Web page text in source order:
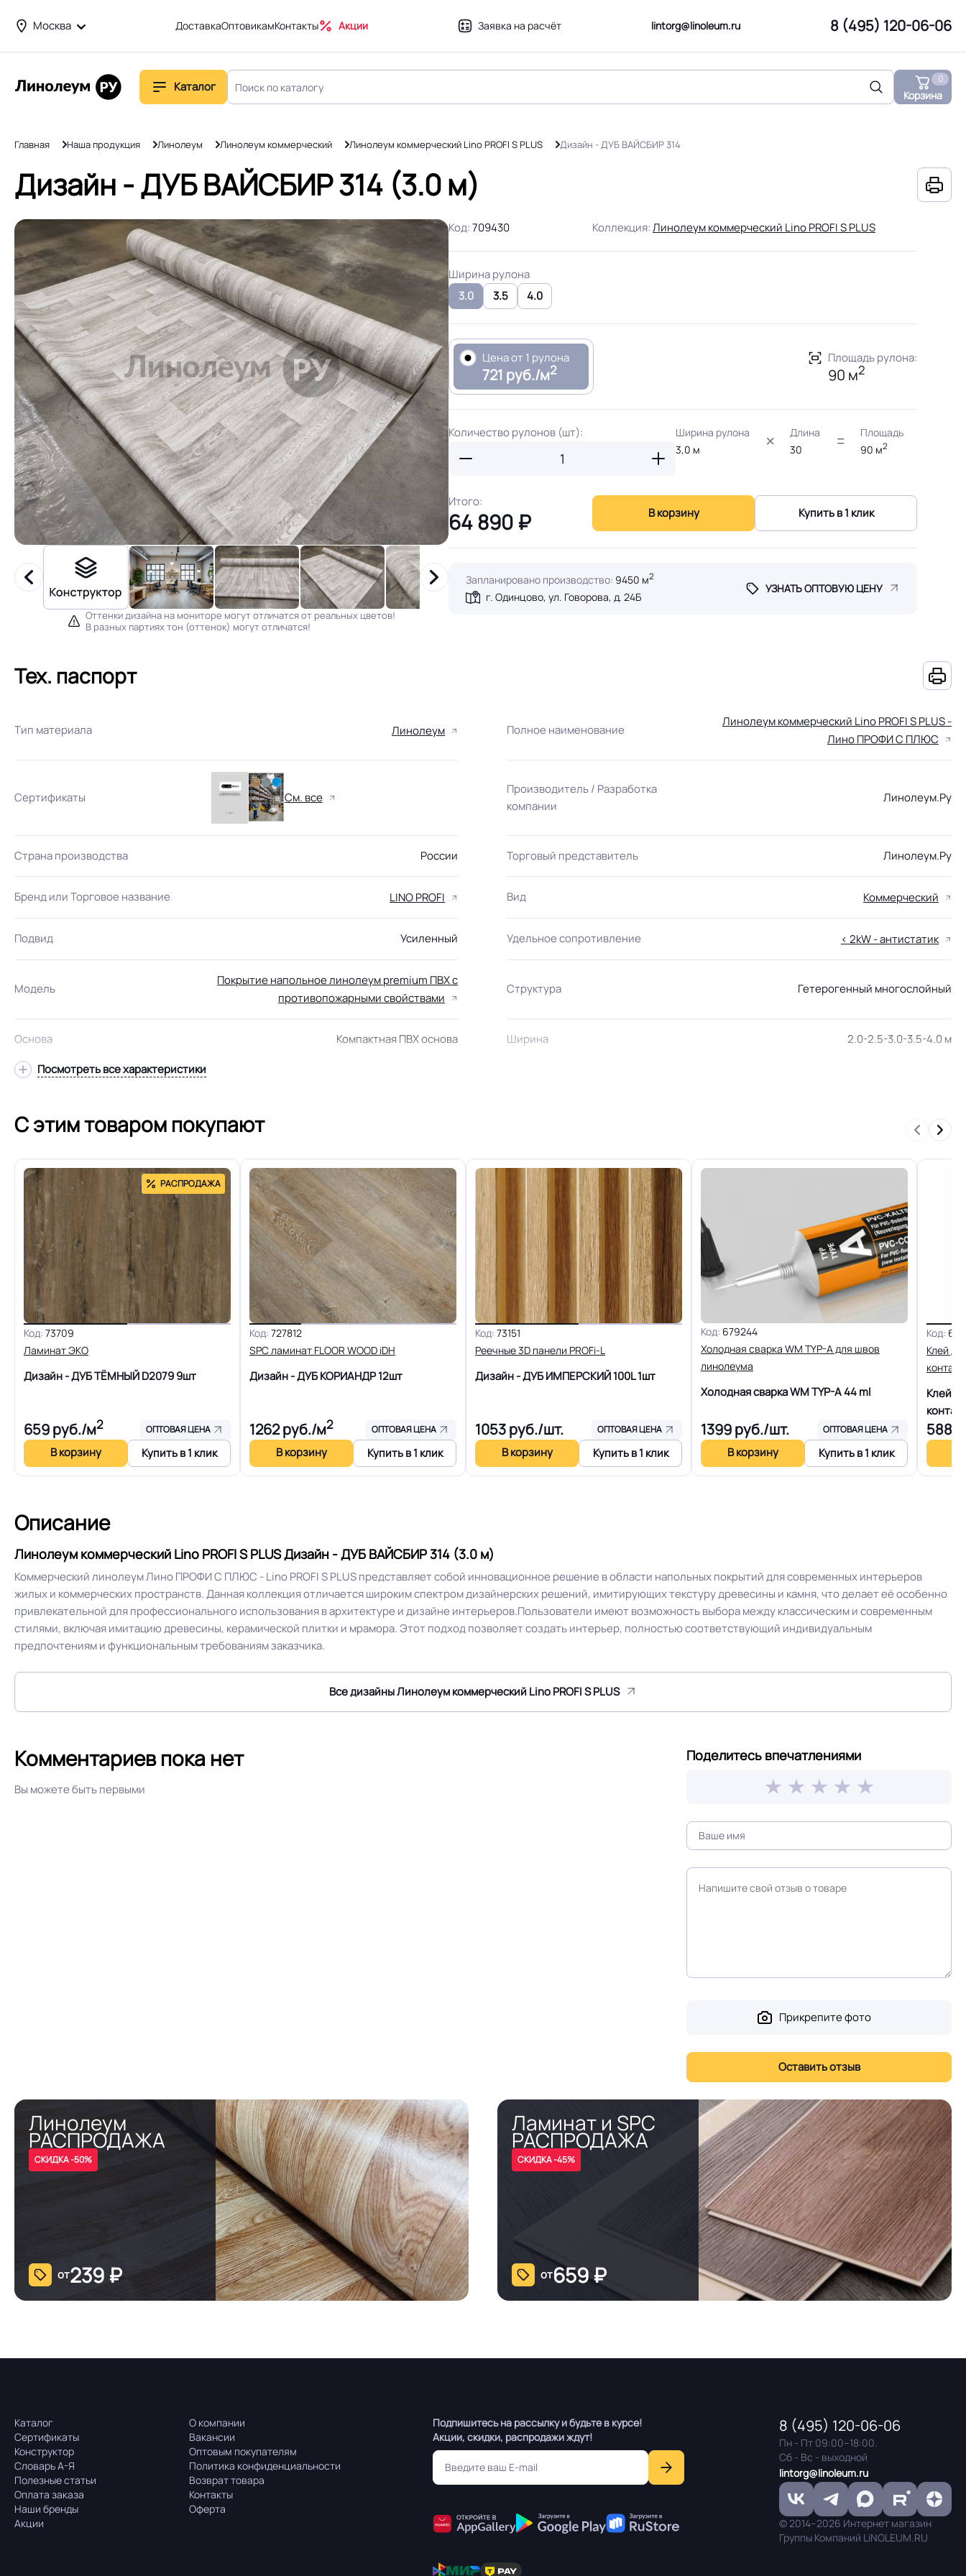
Москва ДоставкаОптовикамКонтакты Акции Заявка на расчёт lintorg@linoleum.ru 8 (495) 120-06-06
Каталог
Корзина
0
Главная Наша продукция Линолеум Линолеум коммерческий Линолеум коммерческий Lino PROFI S PLUS Дизайн - ДУБ ВАЙСБИР 314
Дизайн - ДУБ ВАЙСБИР 314 (3.0 м)
Оттенки дизайна на мониторе могут отличатся от реальных цветов!
В разных партиях тон (оттенок) могут отличатся!
Код:709430 Коллекция:Линолеум коммерческий Lino PROFI S PLUS
Ширина рулона
3.0
3.5 4.0
Цена от 1 рулона
721 руб./м2
Площадь рулона:
90 м2
Количество рулонов (шт):
Ширина рулона
3,0 м
Длина
30
Площадь
90 м2
Итого:
64 890 ₽ В корзину Купить в 1 клик
Запланировано производство: 9450 м2
г. Одинцово, ул. Говорова, д. 24Б
УЗНАТЬ ОПТОВУЮ ЦЕНУ
Тех. паспорт
Тип материала Линолеум Полное наименование
Линолеум коммерческий Lino PROFI S PLUS -
Лино ПРОФИ С ПЛЮС
Сертификаты См. все
Производитель / Разработка
компании
Линолеум.Ру
Страна производства России Торговый представитель Линолеум.Ру
Бренд или Торговое название LINO PROFI Вид Коммерческий
Подвид Усиленный Удельное сопротивление < 2kW - антистатик
Модель
Покрытие напольное линолеум premium ПВХ с
противопожарными свойствами
Структура Гетерогенный многослойный
Основа Компактная ПВХ основа Ширина 2.0-2.5-3.0-3.5-4.0 м
Толщина
Для холла больниц, Для коридора и класса
сборки, Для серверной, Для опта
Допуск изменения толщин +-10% мм Класс горючести
КМ 2 по ФЗ 123 от 22.07.2008г, где В2, Д2, Т2,
Класс 34/43 кл. Группа истираемости Группа Т
Устойчивость к химии Высокая Особенности коллекции
Дизайны с текстурой под дерево, что
уникально для коммерческого вида
Допуск изменения рабочего слоя +-10% мкм
R10
Вес 1 м.кв. 2.3 кг Срок службы 20 лет
Форма поставки и мин. партии
Система стыковки швов Шнур для сварки / Холодная сварка шт Система примыкания к стенам Плинтус ПВХ
Способ укладки
На клей для линолеума марок: EUROBASE 425 /
EUROPROF 522 контакт / EUROPROF 521
Истираемость, не более г/кв.м.
завод
Россия
Безопасность материала ГОСТ, ТУ,
Остаточная деформация
Посмотреть все характеристики
С этим товаром покупают
РАСПРОДАЖА
Код: 73709
Ламинат ЭКО
Дизайн - ДУБ ТЁМНЫЙ D20799шт
659руб./м2 ОПТОВАЯ ЦЕНА
В корзину Купить в 1 клик
Код: 727812
SPC ламинат FLOOR WOOD iDH
Дизайн - ДУБ КОРИАНДР12шт
1262руб./м2 ОПТОВАЯ ЦЕНА
В корзину Купить в 1 клик
Код: 73151
Реечные 3D панели PROFi-L
Дизайн - ДУБ ИМПЕРСКИЙ 100L1шт
1053руб./шт. ОПТОВАЯ ЦЕНА
В корзину Купить в 1 клик
Код: 679244
Холодная сварка WM TYP-A для швов
линолеума
Холодная сварка WM TYP-A44 ml
1399руб./шт. ОПТОВАЯ ЦЕНА
В корзину Купить в 1 клик
Код:
Клей
Клей
5887
Описание
Линолеум коммерческий Lino PROFI S PLUS Дизайн - ДУБ ВАЙСБИР 314 (3.0 м)
Коммерческий линолеум Лино ПРОФИ С ПЛЮС - Lino PROFI S PLUS представляет собой инновационное решение в области напольных покрытий для современных интерьеров
жилых и коммерческих пространств. Данная коллекция отличается широким спектром дизайнерских решений, имитирующих текстуру древесины и камня, что делает её особенно
привлекательной для профессионального использования в архитектуре и дизайне интерьеров.Пользователи имеют возможность выбора между классическим и современным
стилями, включая имитацию древесины, керамической плитки и мрамора. Этот подход позволяет создать интерьер, полностью соответствующий индивидуальным
предпочтениям и функциональным требованиям заказчика.
Все дизайны Линолеум коммерческий Lino PROFI S PLUS
Комментариев пока нет
Вы можете быть первыми
Поделитесь впечатлениями
Прикрепите фото
Линолеум
РАСПРОДАЖА
СКИДКА -50%
от239 ₽
Ламинат и SPC
РАСПРОДАЖА
СКИДКА -45%
от659₽
Каталог
Сертификаты
Конструктор
Словарь А-Я
Полезные статьи
Оплата заказа
Наши бренды
Акции
О компании
Вакансии
Оптовым покупателям
Политика конфиденциальности
Возврат товара
Контакты
Оферта
Подпишитесь на рассылку и будьте в курсе!
Акции, скидки, распродажи ждут!
8 (495) 120-06-06
Пн - Пт 09:00–18:00.
Сб - Вс - выходной
lintorg@linoleum.ru
© 2014–2026 Интернет магазин
Группы Компаний LiNOLEUM.RU